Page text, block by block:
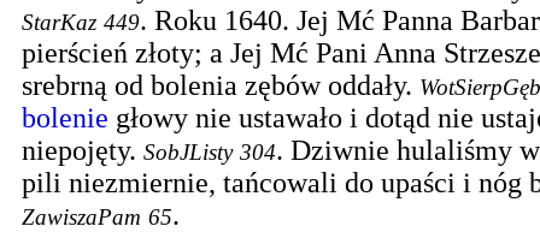
StarKaz 449. Roku 1640. Jej Mć Panna
pierścień złoty; a Jej Mć Pani Anna
srebrną od bolenia zębów oddały. WotSierpGęb
bolenie głowy nie ustawało i dotąd nie
niepojęty. SobJListy 304. Dziwnie hulaliśmy
pili niezmiernie, tańcowali do upaści i nóg
ZawiszaPam 65.